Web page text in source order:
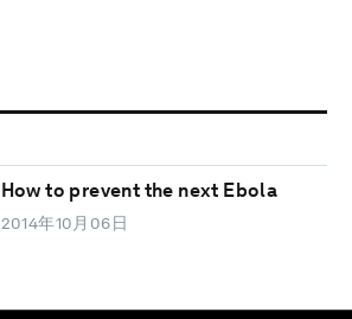
How to prevent the next Ebola
2014年10月06日